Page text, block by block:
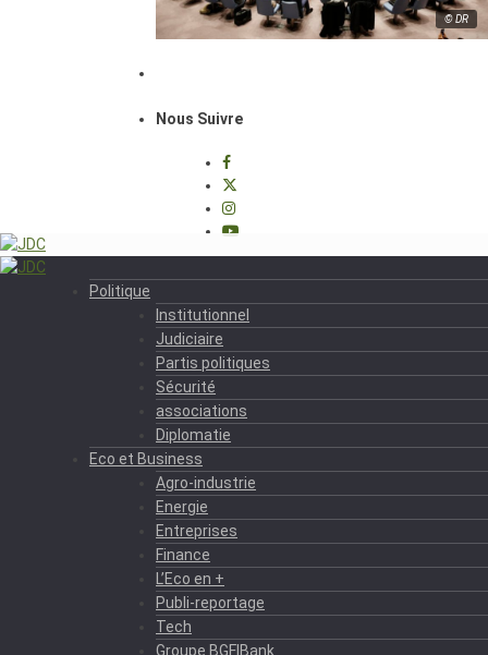
© DR
Nous Suivre
Politique
Institutionnel
Judiciaire
Partis politiques
Sécurité
associations
Diplomatie
Eco et Business
Agro-industrie
Energie
Entreprises
Finance
L’Eco en +
Publi-reportage
Tech
Groupe BGFIBank